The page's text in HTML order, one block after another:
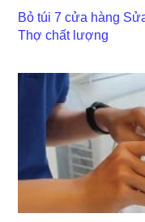
Bỏ túi 7 cửa hàng
Thợ chất lượng